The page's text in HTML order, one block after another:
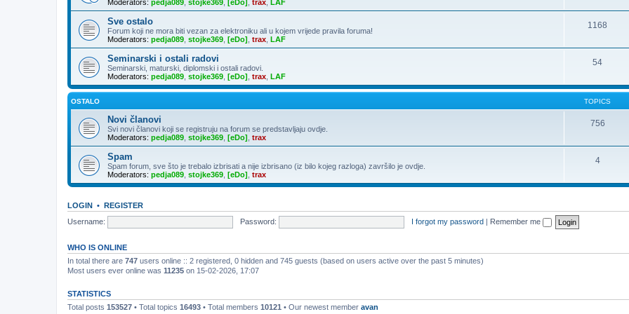
Moderators: pedja089 stojke369 [eDo] trax LAF
Sve ostalo
Forum koji ne mora biti vezan za elektroniku ali u kojem vrijede pravila foruma!
Moderators: pedja089 stojke369 [eDo] trax LAF
1168
Seminarski i ostali radovi
Seminarski, maturski, diplomski i ostali radovi.
Moderators: pedja089 stojke369 [eDo] trax LAF
54
OSTALO TOPICS
Novi članovi
Svi novi članovi koji se registruju na forum se predstavljaju ovdje.
Moderators: pedja089 stojke369 [eDo] trax
756
Spam
Spam forum, sve što je trebalo izbrisati a nije izbrisano (iz bilo kojeg razloga) završilo je ovdje.
Moderators: pedja089 stojke369 [eDo] trax
4
LOGIN • REGISTER
Username:
Password: I forgot my password | Remember me
WHO IS ONLINE
In total there are 747 users online :: 2 registered, 0 hidden and 745 guests (based on users active over the past 5 minutes)
Most users ever online was 11235 on 15-02-2026, 17:07
STATISTICS
Total posts 153527 • Total topics 16493 • Total members 10121 • Our newest member avan